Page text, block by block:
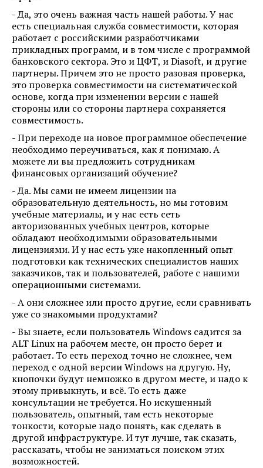
- Да, это очень важная часть нашей работы. У нас
есть специальная служба совместимости, которая
работает с российскими разработчиками
прикладных программ, и в том числе с программой
банковского сектора. Это и ЦФТ, и Diasoft, и другие
партнеры. Причем это не просто разовая проверка,
это проверка совместимости на систематической
основе, когда при изменении версии с нашей
стороны или со стороны партнера сохраняется
совместимость.
- При переходе на новое программное обеспечение
необходимо переучиваться, как я понимаю. А
можете ли вы предложить сотрудникам
финансовых организаций обучение?
- Да. Мы сами не имеем лицензии на
образовательную деятельность, но мы готовим
учебные материалы, и у нас есть сеть
авторизованных учебных центров, которые
обладают необходимыми образовательными
лицензиями. И у нас есть уже накопленный опыт
подготовки как технических специалистов наших
заказчиков, так и пользователей, работе с нашими
операционными системами.
- А они сложнее или просто другие, если сравнивать
уже со знакомыми продуктами?
- Вы знаете, если пользователь Windows садится за
ALT Linux на рабочем месте, он просто берет и
работает. То есть переход точно не сложнее, чем
переход с одной версии Windows на другую. Ну,
кнопочки будут немножко в другом месте, и надо к
этому привыкнуть, и всё. То есть даже
консультации не требуется. Но искушенный
пользователь, опытный, там есть некоторые
тонкости, которые надо понять, как сделать в
другой инфраструктуре. И тут лучше, так сказать,
рассказать, чтобы не заниматься поиском этих
возможностей.